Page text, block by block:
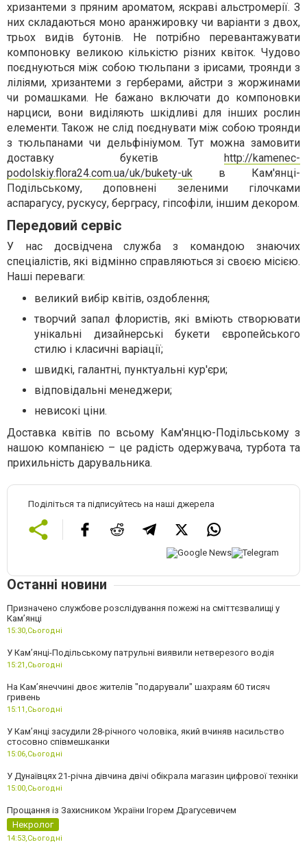
хризантеми з пряним ароматом, яскраві альстромерії. З
них складаються моно аранжировку чи варіанти з двох,
трьох видів бутонів. Не потрібно перевантажувати
компоновку великою кількістю різних квіток. Чудово
поєднуються між собою тюльпани з ірисами, троянди з
ліліями, хризантеми з герберами, айстри з жоржинами
чи ромашками. Не бажано включати до компоновки
нарциси, вони виділяють шкідливі для інших рослин
елементи. Також не слід поєднувати між собою троянди
з тюльпанами чи дельфініумом. Тут можна замовити
доставку букетів http://kamenec-
podolskiy.flora24.com.ua/uk/bukety-uk в Кам'янці-
Подільському, доповнені зеленими гілочками
аспарагусу, рускусу, берграсу, гіпсофіли, іншим декором.
Передовий сервіс
У нас досвідчена служба з командою знаючих
спеціалістів, які відмінно справляються зі своєю місією.
Наші переваги:
великий вибір квітів, оздоблення;
творчий запал флористів, які вміють створювати
унікальні дизайнерські букети європейського
стилю і класичні варіації;
швидкі, галантні, пунктуальні кур'єри;
відповідальні менеджери;
невисокі ціни.
Доставка квітів по всьому Кам'янцю-Подільському з
нашою компанією – це радість одержувача, турбота та
прихильність дарувальника.
Поділіться та підписуйтесь на наші джерела
Останні новини
Призначено службове розслідування пожежі на сміттєзвалищі у
Кам’янці
15:30,Сьогодні
У Кам’янці-Подільському патрульні виявили нетверезого водія
15:21,Сьогодні
На Камʼянеччині двоє жителів "подарували" шахраям 60 тисяч
гривень
15:11,Сьогодні
У Камʼянці засудили 28-річного чоловіка, який вчиняв насильство
стосовно співмешканки
15:06,Сьогодні
У Дунаївцях 21-річна дівчина двічі обікрала магазин цифрової техніки
15:00,Сьогодні
Прощання із Захисником України Ігорем Драгусевичем
Некролог
14:53,Сьогодні